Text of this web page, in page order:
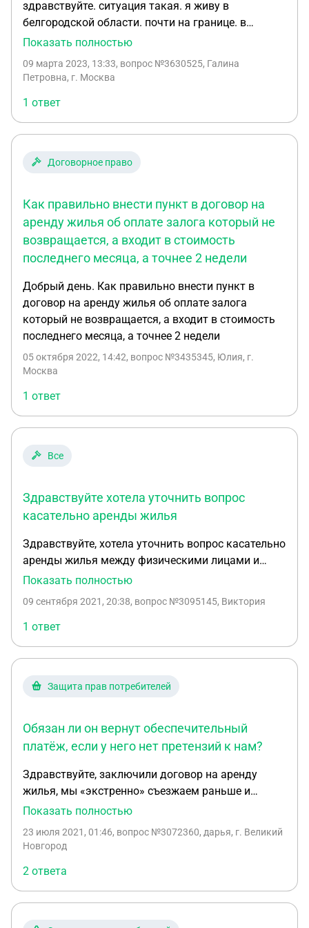
как поступить в данной ситуации?
здравствуйте. ситуация такая. я живу в
белгородской области. почти на границе. в
свердловской области . в верхне-пышминском
родителей. в нем живут квартиранты. поскольку
действия, мы вынуждены были уехать оттуда. мы
заключали договор на аренду жилья. срок
аренды истек и поскольку ничего не менялось он
продлялся автоматически. теперь же мы
вынуждены снимать квартиру, имея свой дом.
освобождать жилье в течение месяца. выдвигают
свои условия. а мы , беженцы, должны ходить
уговаривать их. выслушивать нецензурную брань.
как поступить в данной ситуации?
Показать полностью
09 марта 2023, 13:33, вопрос №3630525, Галина
Петровна, г. Москва
1 ответ
Договорное право
Как правильно внести пункт в договор на
аренду жилья об оплате залога который не
возвращается, а входит в стоимость
последнего месяца, а точнее 2 недели
Добрый день. Как правильно внести пункт в
договор на аренду жилья об оплате залога
который не возвращается, а входит в стоимость
последнего месяца, а точнее 2 недели
05 октября 2022, 14:42, вопрос №3435345, Юлия, г.
Москва
1 ответ
Все
Здравствуйте хотела уточнить вопрос
касательно аренды жилья
Здравствуйте, хотела уточнить вопрос касательно
аренды жилья между физическими лицами и
расторжением договора. Заключили договор на
(физ. лицо). По семейным обстоятельствам, на
второй день, еще не заселившись мы хотели
отказаться от аренды, еще не въехав в квартиру.
Хозяйка согласна отдать только за один месяц.
сумму обратно (без суммы агенству)? В доме мы
Показать полностью
09 сентября 2021, 20:38, вопрос №3095145, Виктория
1 ответ
Защита прав потребителей
Обязан ли он вернут обеспечительный
платёж, если у него нет претензий к нам?
Здравствуйте, заключили договор на аренду
жилья, мы «экстренно» съезжаем раньше и
предупредили об этом хозяина квартиры,против
проживания 10.07.21-10.08.21 числа. По договору
15000 рублей, который идет в оплату последнего
месяца по договору. Обязан ли он вернут
обеспечительный платёж, если у него нет
претензий к нам?
Показать полностью
23 июля 2021, 01:46, вопрос №3072360, дарья, г. Великий
Новгород
2 ответа